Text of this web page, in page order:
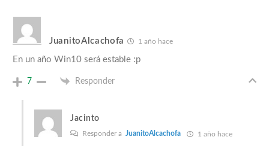
JuanitoAlcachofa 1 año hace
En un año Win10 será estable :p
7 Responder
Jacinto
Responder a JuanitoAlcachofa 1 año hace